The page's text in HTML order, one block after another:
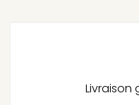
Livraison